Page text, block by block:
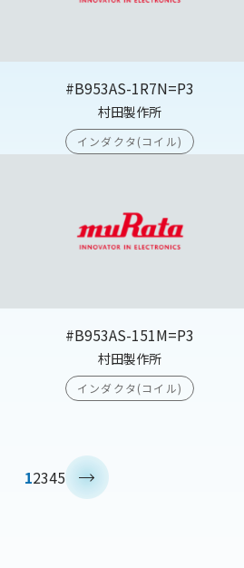
#B953AS-1R7N=P3
村田製作所
インダクタ(コイル)
#B953AS-151M=P3
村田製作所
インダクタ(コイル)
12345